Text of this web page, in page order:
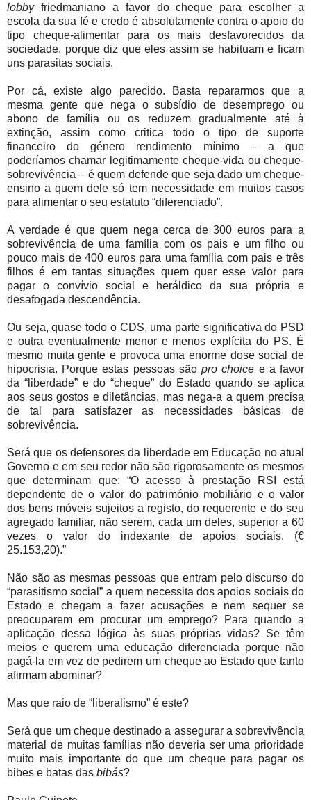
lobbyfriedmaniano a favor do cheque para escolher a
escola da sua fé e credo é absolutamente contra o apoio do
tipo cheque-alimentar para os mais desfavorecidos da
sociedade, porque diz que eles assim se habituam e ficam
uns parasitas sociais.
Por cá, existe algo parecido. Basta repararmos que a
mesma gente que nega o subsídio de desemprego ou
abono de família ou os reduzem gradualmente até à
extinção, assim como critica todo o tipo de suporte
financeiro do género rendimento mínimo – a que
poderíamos chamar legitimamente cheque-vida ou cheque-
sobrevivência – é quem defende que seja dado um cheque-
ensino a quem dele só tem necessidade em muitos casos
para alimentar o seu estatuto “diferenciado”.
A verdade é que quem nega cerca de 300 euros para a
sobrevivência de uma família com os pais e um filho ou
pouco mais de 400 euros para uma família com pais e três
filhos é em tantas situações quem quer esse valor para
pagar o convívio social e heráldico da sua própria e
desafogada descendência.
Ou seja, quase todo o CDS, uma parte significativa do PSD
e outra eventualmente menor e menos explícita do PS. É
mesmo muita gente e provoca uma enorme dose social de
hipocrisia. Porque estas pessoas sãopro choice e a favor
da “liberdade” e do “cheque” do Estado quando se aplica
aos seus gostos e diletâncias, mas nega-a a quem precisa
de tal para satisfazer as necessidades básicas de
sobrevivência.
Será que os defensores da liberdade em Educação no atual
Governo e em seu redor não são rigorosamente os mesmos
que determinam que: “O acesso à prestação RSI está
dependente de o valor do património mobiliário e o valor
dos bens móveis sujeitos a registo, do requerente e do seu
agregado familiar, não serem, cada um deles, superior a 60
vezes o valor do indexante de apoios sociais. (€
25.153,20).”
Não são as mesmas pessoas que entram pelo discurso do
“parasitismo social” a quem necessita dos apoios sociais do
Estado e chegam a fazer acusações e nem sequer se
preocuparem em procurar um emprego? Para quando a
aplicação dessa lógica às suas próprias vidas? Se têm
meios e querem uma educação diferenciada porque não
pagá-la em vez de pedirem um cheque ao Estado que tanto
afirmam abominar?
Mas que raio de “liberalismo” é este?
Será que um cheque destinado a assegurar a sobrevivência
material de muitas famílias não deveria ser uma prioridade
muito mais importante do que um cheque para pagar os
bibes e batas das bibás?